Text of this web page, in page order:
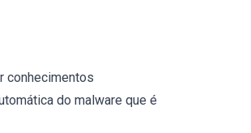
conhecimentos
do malware que é